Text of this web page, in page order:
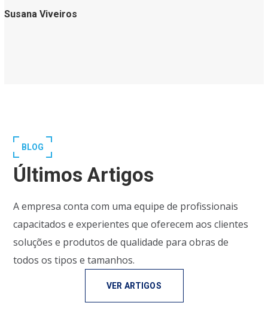
Susana Viveiros
BLOG
Últimos Artigos
A empresa conta com uma equipe de profissionais
capacitados e experientes que oferecem aos clientes
soluções e produtos de qualidade para obras de
todos os tipos e tamanhos.
VER ARTIGOS